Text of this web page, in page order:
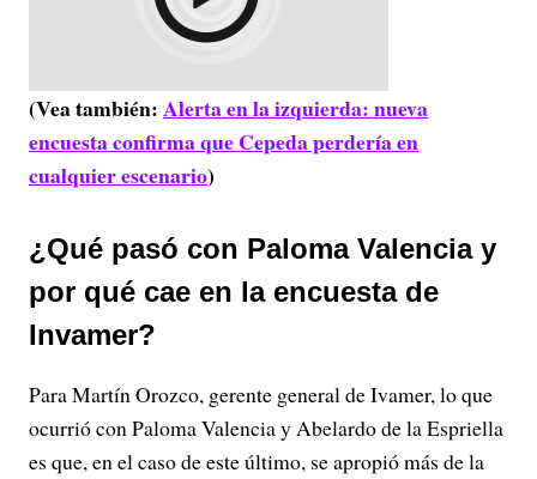
(Vea también:Alerta en la izquierda: nueva
encuesta confirma que Cepeda perdería en
cualquier escenario)
¿Qué pasó con Paloma Valencia y
por qué cae en la encuesta de
Invamer?
Para Martín Orozco, gerente general de Ivamer, lo que
ocurrió con Paloma Valencia y Abelardo de la Espriella
es que, en el caso de este último, se apropió más de la